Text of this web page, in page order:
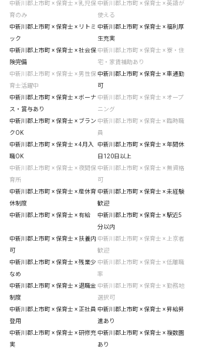
中新川郡上市町 × 保育士 × 乳児保
育のみ
中新川郡上市町 × 保育士 × 英語が
使える
中新川郡上市町 × 保育士 × リトミ
ック
中新川郡上市町 × 保育士 × 福利厚
生充実
中新川郡上市町 × 保育士 × 社会保
険完備
中新川郡上市町 × 保育士 × 寮・住
宅・家賃補助あり
中新川郡上市町 × 保育士 × 男性保
育士活躍中
中新川郡上市町 × 保育士 × 車通勤
可
中新川郡上市町 × 保育士 × ボーナ
ス・賞与あり
中新川郡上市町 × 保育士 × オープ
ニング
中新川郡上市町 × 保育士 × ブラン
クOK
中新川郡上市町 × 保育士 × 臨時職
員
中新川郡上市町 × 保育士 × 4月入
職OK
中新川郡上市町 × 保育士 × 年間休
日120日以上
中新川郡上市町 × 保育士 × 夜間保
育所
中新川郡上市町 × 保育士 × 無資格
可
中新川郡上市町 × 保育士 × 産休育
休制度
中新川郡上市町 × 保育士 × 未経験
歓迎
中新川郡上市町 × 保育士 × 有給
中新川郡上市町 × 保育士 × 駅近5
分以内
中新川郡上市町 × 保育士 × 扶養内
可
中新川郡上市町 × 保育士 × 上京者
歓迎
中新川郡上市町 × 保育士 × 残業少
なめ
中新川郡上市町 × 保育士 × 低離職
率
中新川郡上市町 × 保育士 × 退職金
制度
中新川郡上市町 × 保育士 × 勤務地
選択可
中新川郡上市町 × 保育士 × 正社員
登用
中新川郡上市町 × 保育士 × 昇給昇
進あり
中新川郡上市町 × 保育士 × 研修充
実
中新川郡上市町 × 保育士 × 複数園
あり